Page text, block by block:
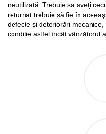
neutilizată. Trebuie sa aveţi
returnat trebuie să fie în
defecte și deteriorări
conditie astfel încât vânzătorul